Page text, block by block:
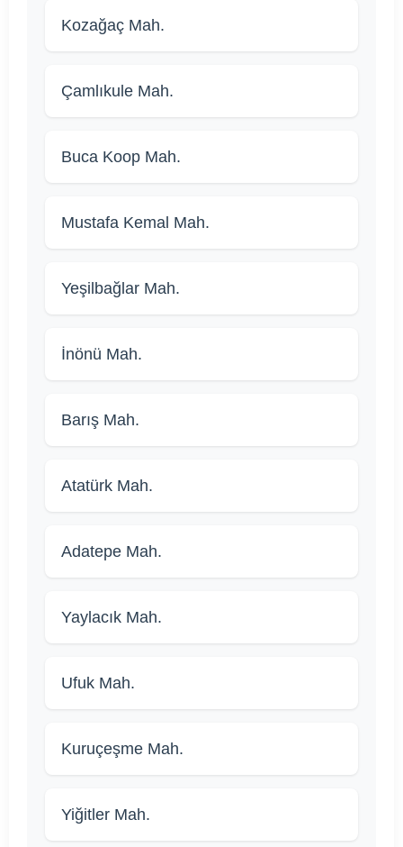
Kozağaç Mah.
Çamlıkule Mah.
Buca Koop Mah.
Mustafa Kemal Mah.
Yeşilbağlar Mah.
İnönü Mah.
Barış Mah.
Atatürk Mah.
Adatepe Mah.
Yaylacık Mah.
Ufuk Mah.
Kuruçeşme Mah.
Yiğitler Mah.